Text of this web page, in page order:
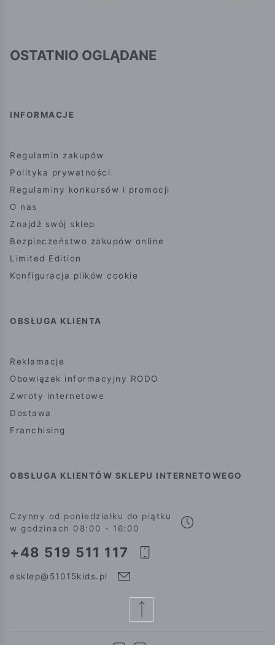
OSTATNIO OGLĄDANE
INFORMACJE
Regulamin zakupów
Polityka prywatności
Regulaminy konkursów i promocji
O nas
Znajdź swój sklep
Bezpieczeństwo zakupów online
Limited Edition
Konfiguracja plików cookie
OBSŁUGA KLIENTA
Reklamacje
Obowiązek informacyjny RODO
Zwroty internetowe
Dostawa
Franchising
OBSŁUGA KLIENTÓW SKLEPU INTERNETOWEGO
Czynny od poniedziałku do piątku
w godzinach 08:00 - 16:00
+48 519 511 117
esklep@51015kids.pl